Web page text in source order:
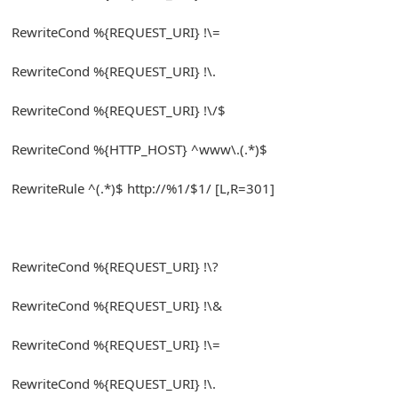
RewriteCond %{REQUEST_URI} !\=
RewriteCond %{REQUEST_URI} !\.
RewriteCond %{REQUEST_URI} !\/$
RewriteCond %{HTTP_HOST} ^www\.(.*)$
RewriteRule ^(.*)$ http://%1/$1/ [L,R=301]
RewriteCond %{REQUEST_URI} !\?
RewriteCond %{REQUEST_URI} !\&
RewriteCond %{REQUEST_URI} !\=
RewriteCond %{REQUEST_URI} !\.